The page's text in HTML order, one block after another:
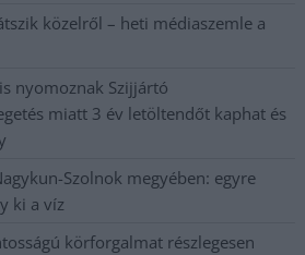
közelről – heti médiaszemle a
nyomoznak Szijjártó
miatt 3 év letöltendőt kaphat és
Szolnok megyében: egyre
ki a víz
körforgalmat részlegesen